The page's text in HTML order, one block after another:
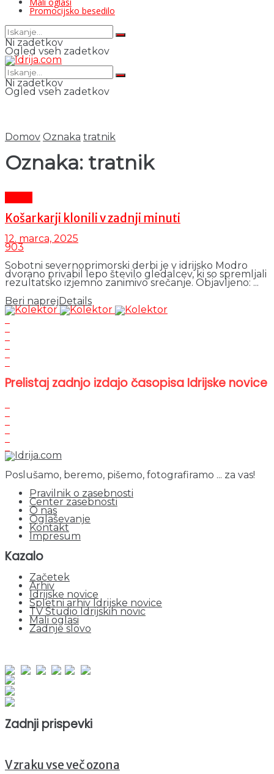
Promocijsko besedilo
Ni zadetkov
Ogled vseh zadetkov
Ni zadetkov
Ogled vseh zadetkov
Domov Oznaka tratnik
Oznaka: tratnik
Košarkarji klonili v zadnji minuti
12. marca, 2025
903
Sobotni severnoprimorski derbi je v idrijsko Modro
dvorano privabil lepo število gledalcev, ki so spremljali
rezultatsko izjemno zanimivo srečanje. Objavljeno: ...
Beri naprej Details
Prelistaj zadnjo izdajo časopisa Idrijske novice
Poslušamo, beremo, pišemo, fotografiramo ... za vas!
Pravilnik o zasebnosti
Center zasebnosti
O nas
Oglaševanje
Kontakt
Impresum
Kazalo
Začetek
Arhiv
Idrijske novice
Spletni arhiv Idrijske novice
TV Studio Idrijskih novic
Mali oglasi
Zadnje slovo
Zadnji prispevki
V zraku vse več ozona